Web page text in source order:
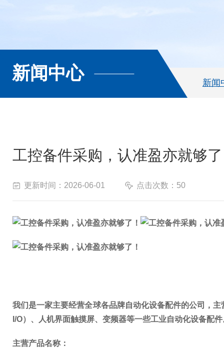
新闻中心 新闻
工控备件采购，认准盈亦就够
更新时间：2026-06-01 点击次数：50
我们是一家主要经营全球各品牌自动化设备配件的公司 ， 主
I/O）、 人机界面触摸屏、变频器等一些工业自动化设备配
主营产品名称：